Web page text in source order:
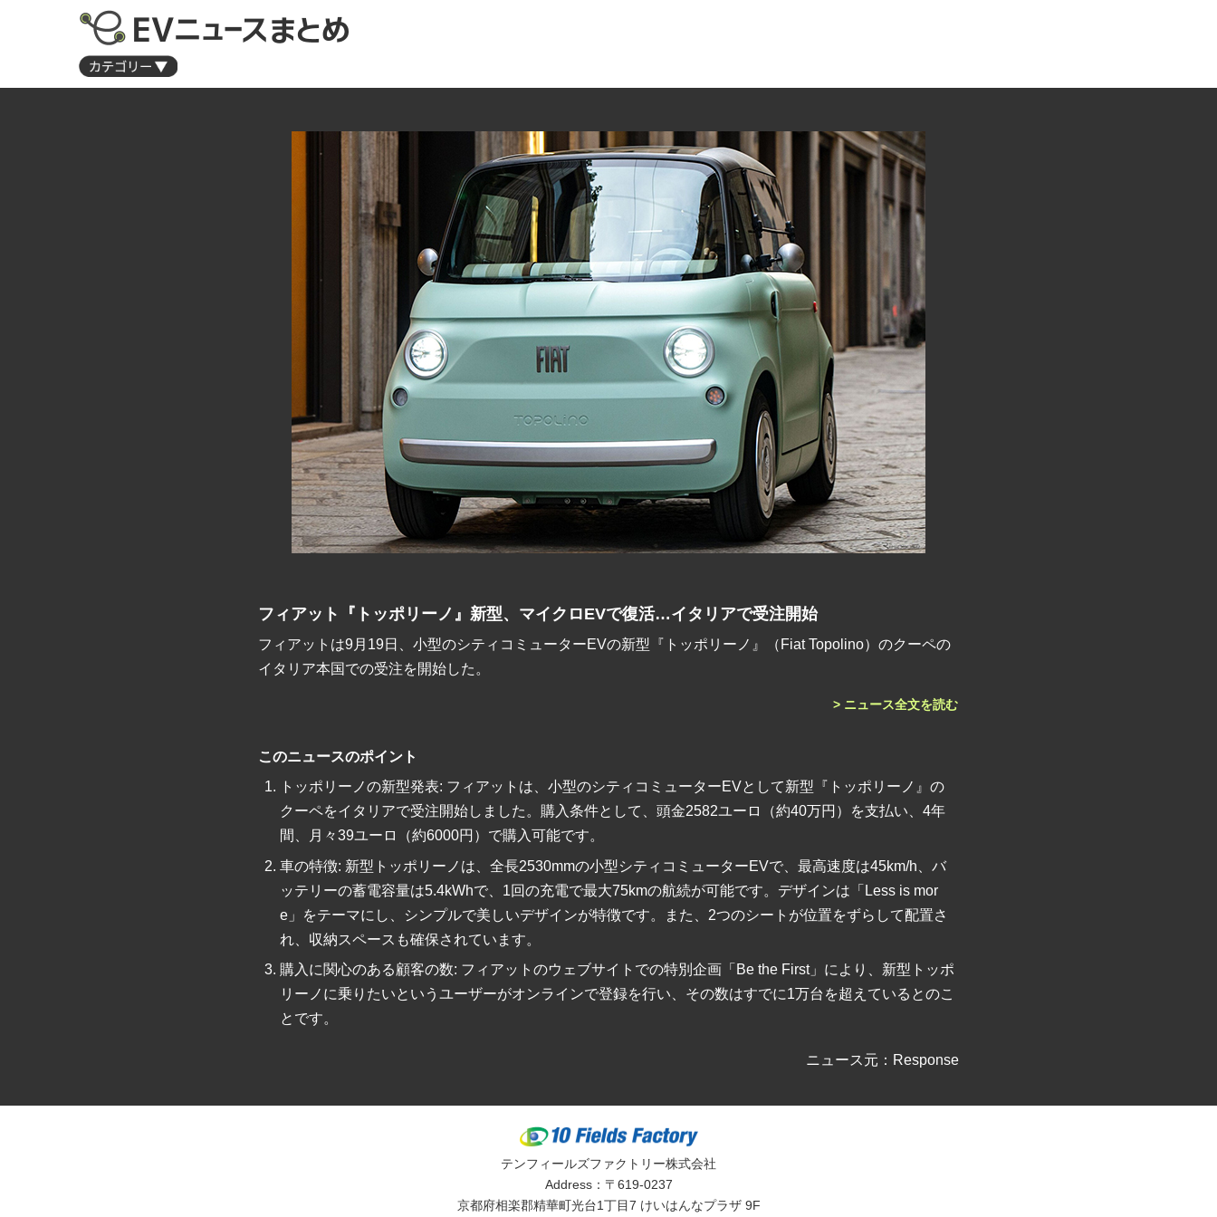
フィアット『トッポリーノ』新型、マイクロEVで復活…イタリアで受注開始
フィアットは9月19日、小型のシティコミューターEVの新型『トッポリーノ』（Fiat Topolino）のクーペの
イタリア本国での受注を開始した。
> ニュース全文を読む
このニュースのポイント
トッポリーノの新型発表: フィアットは、小型のシティコミューターEVとして新型『トッポリーノ』の
クーペをイタリアで受注開始しました。購入条件として、頭金2582ユーロ（約40万円）を支払い、4年
間、月々39ユーロ（約6000円）で購入可能です。
車の特徴: 新型トッポリーノは、全長2530mmの小型シティコミューターEVで、最高速度は45km/h、バ
ッテリーの蓄電容量は5.4kWhで、1回の充電で最大75kmの航続が可能です。デザインは「Less is mor
e」をテーマにし、シンプルで美しいデザインが特徴です。また、2つのシートが位置をずらして配置さ
れ、収納スペースも確保されています。
購入に関心のある顧客の数: フィアットのウェブサイトでの特別企画「Be the First」により、新型トッポ
リーノに乗りたいというユーザーがオンラインで登録を行い、その数はすでに1万台を超えているとのこ
とです。
ニュース元：Response
テンフィールズファクトリー株式会社
Address：〒619-0237
京都府相楽郡精華町光台1丁目7 けいはんなプラザ 9F